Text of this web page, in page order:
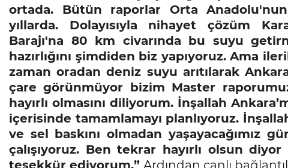
ortada. Bütün raporlar Orta
yıllarda. Dolayısıyla nihayet çözüm
Barajı'na 80 km civarında bu suyu
hazırlığını şimdiden biz yapıyoruz. Ama
zaman oradan deniz suyu arıtılarak
çare görünmüyor bizim Master
hayırlı olmasını diliyorum. İnşallah
içerisinde tamamlamayı planlıyoruz.
ve sel baskını olmadan yaşayacağımız
çalışıyoruz. Ben tekrar hayırlı olsun diyor